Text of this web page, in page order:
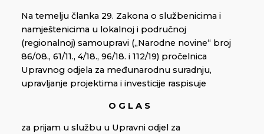
Na temelju članka 29. Zakona o službenicima i
namještenicima u lokalnoj i područnoj
(regionalnoj) samoupravi („Narodne novine“ broj
86/08., 61/11., 4/18., 96/18. i 112/19) pročelnica
Upravnog odjela za međunarodnu suradnju,
upravljanje projektima i investicije raspisuje
O G L A S
za prijam u službu u Upravni odjel za